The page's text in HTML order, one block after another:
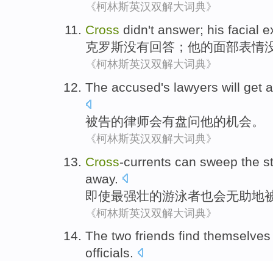
《柯林斯英汉双解大词典》
Cross didn't answer; his facial
克罗斯没有回答 ； 他的面部表情
《柯林斯英汉双解大词典》
The accused's lawyers will get a
被告的律师会有盘问他的机会。
《柯林斯英汉双解大词典》
Cross-currents can sweep the
away.
即使最强壮的游泳者也会无助地
《柯林斯英汉双解大词典》
The two friends find themselves
officials.